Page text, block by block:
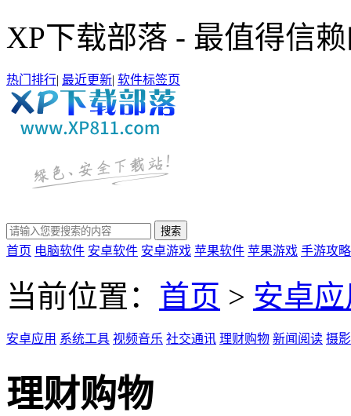
XP下载部落 - 最值得信
热门排行| 最近更新| 软件标签页
首页 电脑软件 安卓软件 安卓游戏 苹果软件 苹果游戏 手游攻略
当前位置： 首页 > 安卓
安卓应用 系统工具 视频音乐 社交通讯 理财购物 新闻阅读 摄
理财购物